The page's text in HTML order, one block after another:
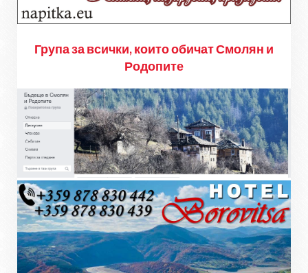
Група за всички, които обичат Смолян и
Родопите